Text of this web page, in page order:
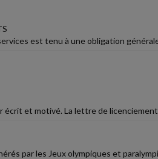
est tenu à une obligation
et motivé. La lettre de licenciement
par les Jeux olympiques et